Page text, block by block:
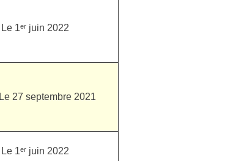
Le 1ᵉʳ juin 2022
Le 27 septembre 2021
Le 1ᵉʳ juin 2022